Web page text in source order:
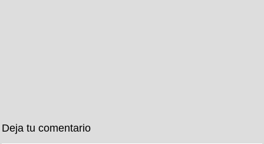
Deja tu comentario